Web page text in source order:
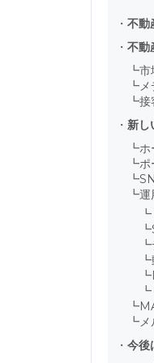
・ 不動
・ 不動
┗市
┗
┗接
・ 新し
┗ホ
┗ポ
┗
┗運
┗
┗
┗
┗
┗
┗
┗
┗
・ 今後